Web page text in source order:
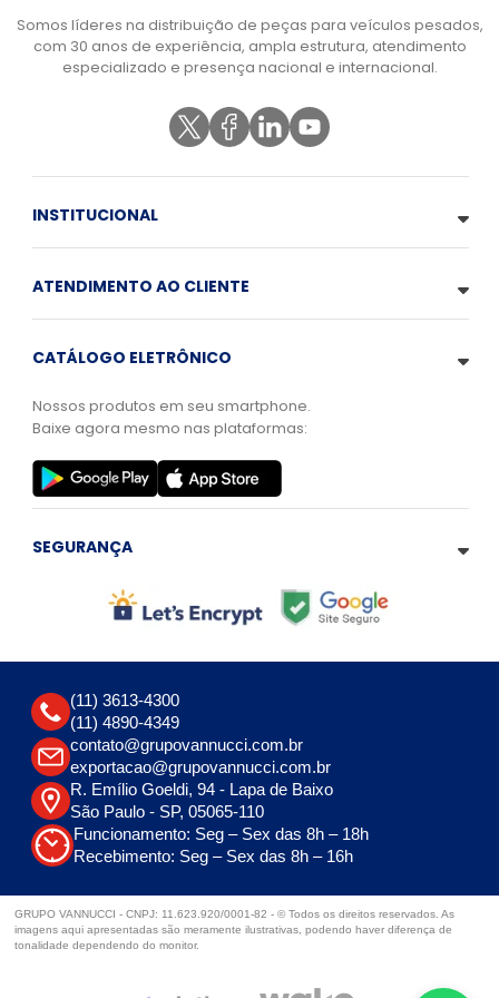
Somos líderes na distribuição de peças para veículos pesados,
com 30 anos de experiência, ampla estrutura, atendimento
especializado e presença nacional e internacional.
INSTITUCIONAL
ATENDIMENTO AO CLIENTE
CATÁLOGO ELETRÔNICO
Nossos produtos em seu smartphone.
Baixe agora mesmo nas plataformas:
SEGURANÇA
(11) 3613-4300
(11) 4890-4349
contato@grupovannucci.com.br
exportacao@grupovannucci.com.br
R. Emílio Goeldi, 94 - Lapa de Baixo
São Paulo - SP, 05065-110
Funcionamento: Seg – Sex das 8h – 18h
Recebimento: Seg – Sex das 8h – 16h
GRUPO VANNUCCI - CNPJ: 11.623.920/0001-82 - © Todos os direitos reservados. As
imagens aqui apresentadas são meramente ilustrativas, podendo haver diferença de
tonalidade dependendo do monitor.